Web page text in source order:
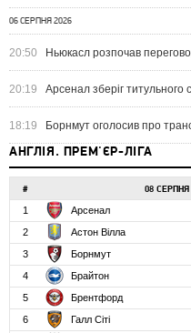
06 СЕРПНЯ 2026
20:50 Ньюкасл розпочав
20:19 Арсенал зберіг
18:19 Борнмут оголосив про
АНГЛІЯ. ПРЕМ'ЄР-ЛІГА
# 08 СЕРПНЯ
1 Арсенал
2
Астон Вілла
3
Борнмут
4
Брайтон
5
Брентфорд
6
Галл Сіті